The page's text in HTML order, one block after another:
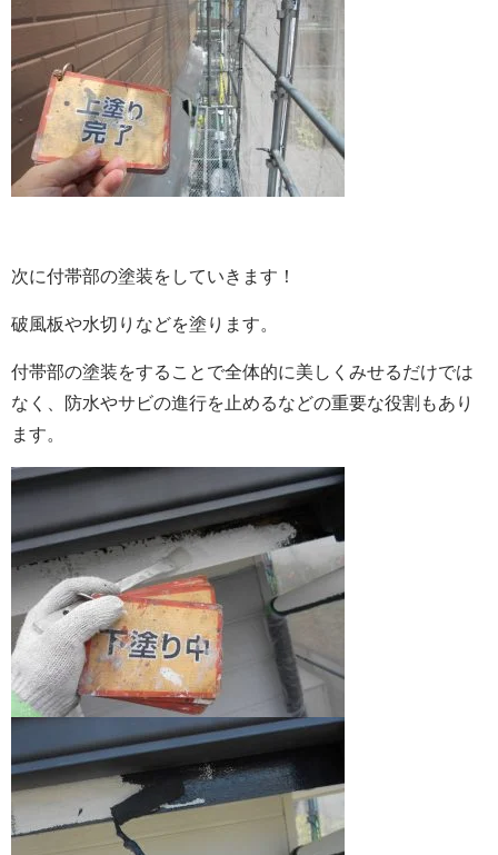
次に付帯部の塗装をしていきます！
破風板や水切りなどを塗ります。
付帯部の塗装をすることで全体的に美しくみせるだけでは
なく、防水やサビの進行を止めるなどの重要な役割もあり
ます。